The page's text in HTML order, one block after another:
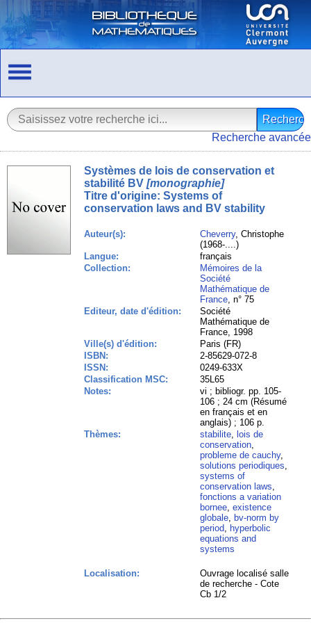
Recherche avancée
Systèmes de lois de conservation et
stabilité BV [monographie]
Titre d'origine: Systems of
conservation laws and BV stability
Auteur(s): Cheverry, Christophe
(1968-....)
Langue:
français
Collection:
Mémoires de la
Société
Mathématique de
France, n° 75
Editeur, date d'édition:
Société
Mathématique de
France, 1998
Ville(s) d'édition:
Paris (FR)
ISBN:
2-85629-072-8
ISSN:
0249-633X
Classification MSC:
35L65
Notes:
vi ; bibliogr. pp. 105-
106 ; 24 cm (Résumé
en français et en
anglais) ; 106 p.
Thèmes:
stabilite, lois de
conservation,
probleme de cauchy,
solutions periodiques,
systems of
conservation laws,
fonctions a variation
bornee,existence
globale, bv-norm by
period, hyperbolic
equations and
systems
Localisation:
Ouvrage localisé salle
de recherche - Cote
Cb 1/2